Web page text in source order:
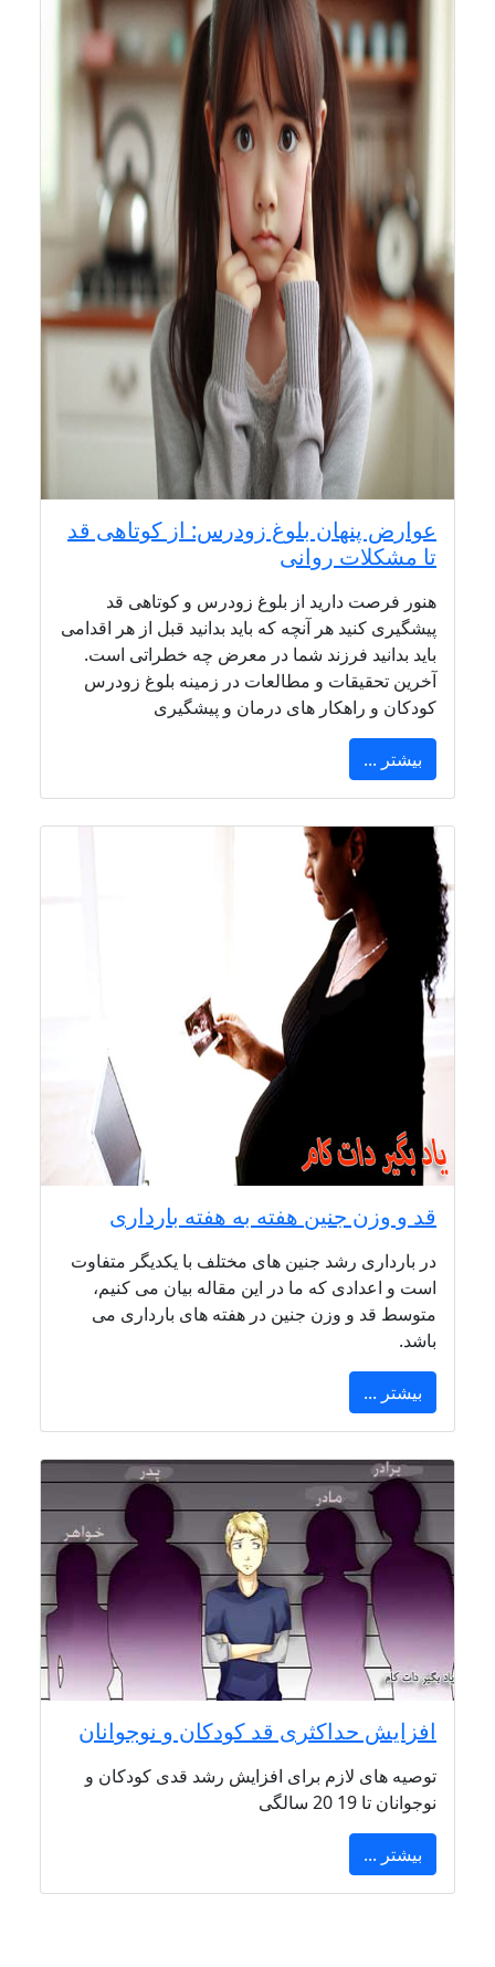
عوارض پنهان بلوغ زودرس: از کوتاهی قد
تا مشکلات روانی
هنور فرصت دارید از بلوغ زودرس و کوتاهی قد
پیشگیری کنید هر آنچه که باید بدانید قبل از هر اقدامی
باید بدانید فرزند شما در معرض چه خطراتی است.
آخرین تحقیقات و مطالعات در زمینه بلوغ زودرس
کودکان و راهکار های درمان و پیشگیری
بیشتر ...
قد و وزن جنین هفته به هفته بارداری
در بارداری رشد جنین های مختلف با یکدیگر متفاوت
است و اعدادی که ما در این مقاله بیان می کنیم،
متوسط قد و وزن جنین در هفته های بارداری می
باشد.
بیشتر ...
افزایش حداکثری قد کودکان و نوجوانان
توصیه های لازم برای افزایش رشد قدی کودکان و
نوجوانان تا 19 20 سالگی
بیشتر ...